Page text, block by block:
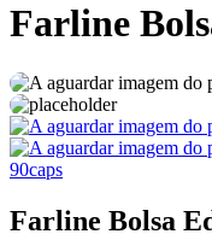
Farline
90caps
Farline Bolsa